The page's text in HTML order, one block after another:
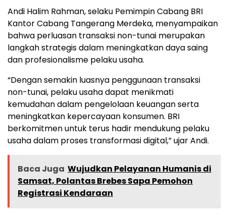
Andi Halim Rahman, selaku Pemimpin Cabang BRI
Kantor Cabang Tangerang Merdeka, menyampaikan
bahwa perluasan transaksi non-tunai merupakan
langkah strategis dalam meningkatkan daya saing
dan profesionalisme pelaku usaha.
“Dengan semakin luasnya penggunaan transaksi
non-tunai, pelaku usaha dapat menikmati
kemudahan dalam pengelolaan keuangan serta
meningkatkan kepercayaan konsumen. BRI
berkomitmen untuk terus hadir mendukung pelaku
usaha dalam proses transformasi digital,” ujar Andi.
Baca Juga Wujudkan Pelayanan Humanis di
Samsat, Polantas Brebes Sapa Pemohon
Registrasi Kendaraan